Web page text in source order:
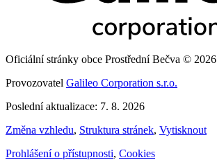
Oficiální stránky obce Prostřední Bečva © 2026
Provozovatel Galileo Corporation s.r.o.
Poslední aktualizace: 7. 8. 2026
Změna vzhledu, Struktura stránek, Vytisknout
Prohlášení o přístupnosti, Cookies